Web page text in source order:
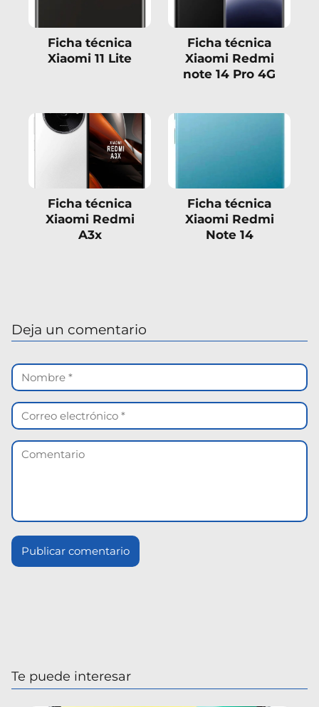
Ficha técnica
Xiaomi 11 Lite
Ficha técnica
Xiaomi Redmi
note 14 Pro 4G
Ficha técnica
Xiaomi Redmi
A3x
Ficha técnica
Xiaomi Redmi
Note 14
Deja un comentario
Te puede interesar